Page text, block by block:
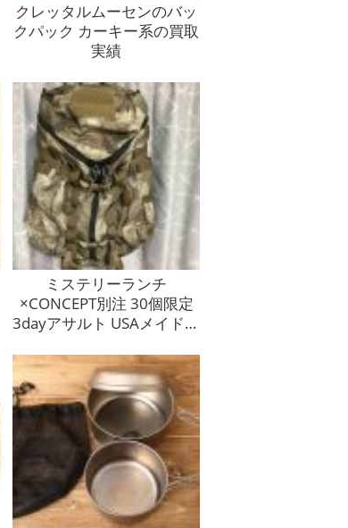
クレッタルムーセンのバッ
クパック カーキー系の買取
実績
ミステリーランチ
×CONCEPT別注 30個限定
3dayアサルト USAメイドの